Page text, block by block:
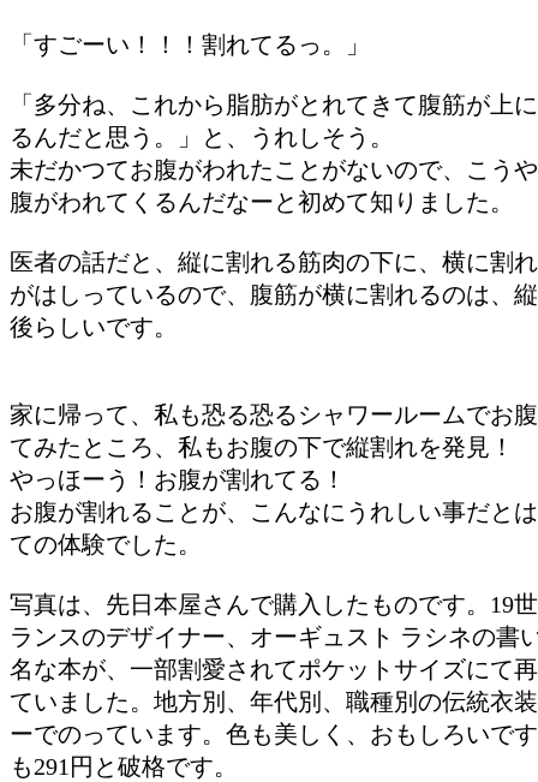
「すごーい！！！割れてるっ。」
「多分ね、これから脂肪がとれてきて腹筋が上
るんだと思う。」と、うれしそう。
未だかつてお腹がわれたことがないので、こう
腹がわれてくるんだなーと初めて知りました。
医者の話だと、縦に割れる筋肉の下に、横に割
がはしっているので、腹筋が横に割れるのは、
後らしいです。
家に帰って、私も恐る恐るシャワールームでお
てみたところ、私もお腹の下で縦割れを発見！
やっほーう！お腹が割れてる！
お腹が割れることが、こんなにうれしい事だと
ての体験でした。
写真は、先日本屋さんで購入したものです。19
ランスのデザイナー、オーギュスト ラシネの書
名な本が、一部割愛されてポケットサイズにて
ていました。地方別、年代別、職種別の伝統衣
ーでのっています。色も美しく、おもしろいで
も291円と破格です。